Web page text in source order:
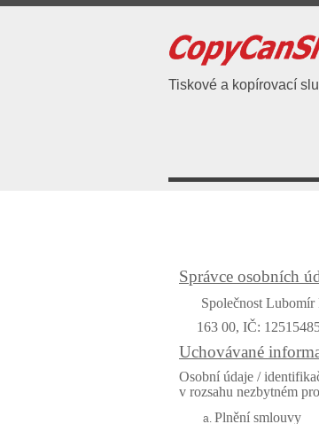
Tiskové a kopírovací
Správce osobních
Společnost Lubomír
163 00, IČ:
Uchovávané
Osobní údaje /
v rozsahu nezbytném
Plnění smlouvy